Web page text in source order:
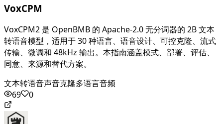
VoxCPM
VoxCPM2 是 OpenBMB 的 Apache-2.0 无分词器的 2B 文本
转语音模型，适用于 30 种语言、语音设计、可控克隆、流式
传输、微调和 48kHz 输出。本指南涵盖模式、部署、评估、
同意、来源和替代方案。
文本转语音声音克隆多语言音频
69
0